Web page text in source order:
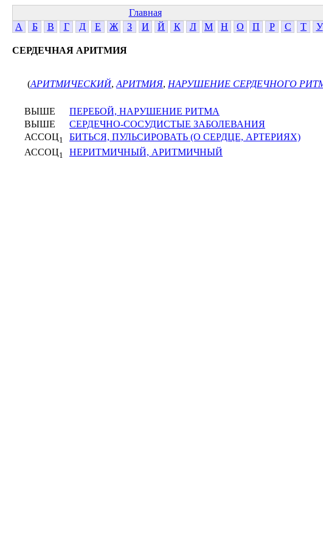
Главная
А
Б В Г Д Е Ж З И Й К Л М Н О П Р С Т У
СЕРДЕЧНАЯ АРИТМИЯ
(АРИТМИЧЕСКИЙ, АРИТМИЯ, НАРУШЕНИЕ СЕРДЕЧНОГО
ВЫШЕ
ПЕРЕБОЙ, НАРУШЕНИЕ РИТМА
ВЫШЕ
СЕРДЕЧНО-СОСУДИСТЫЕ ЗАБОЛЕВАНИЯ
АССОЦ1
БИТЬСЯ, ПУЛЬСИРОВАТЬ (О СЕРДЦЕ, АРТЕРИЯХ)
АССОЦ1 НЕРИТМИЧНЫЙ, АРИТМИЧНЫЙ